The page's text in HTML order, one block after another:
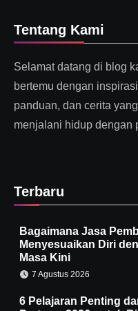
Tentang Kami
Selamat datang di blog
bertemu dengan
panduan, dan cerita
menjalani hidup dengan
Terbaru
Bagaimana Jasa
Menyesuaikan Diri
Masa Kini
7 Agustus 2026
6 Pelajaran Penting